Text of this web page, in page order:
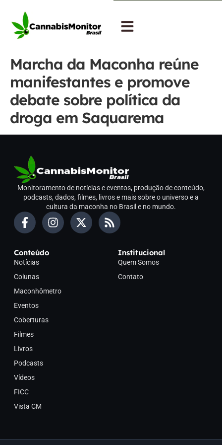
Marcha da Maconha reúne
manifestantes e promove
debate sobre política da
droga em Saquarema
Monitoramento de notícias e eventos, produção de conteúdo,
podcasts, dados, filmes, livros e mais sobre o universo e a
cultura da maconha no Brasil e no mundo.
Conteúdo
Notícias
Colunas
Maconhômetro
Eventos
Coberturas
Filmes
Livros
Podcasts
Vídeos
FICC
Vista CM
Institucional
Quem Somos
Contato